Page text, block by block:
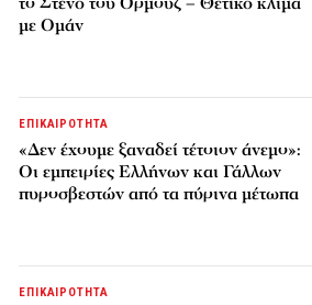
με Ομάν
ΕΠΙΚΑΙΡΟΤΗΤΑ
«Δεν έχουμε ξαναδεί τέτοιον άνεμο»:
Οι εμπειρίες Ελλήνων και Γάλλων
πυροσβεστών από τα πύρινα μέτωπα
ΕΠΙΚΑΙΡΟΤΗΤΑ